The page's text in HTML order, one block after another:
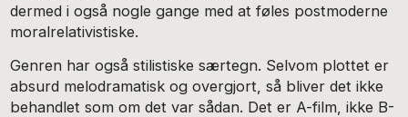
dermed i også nogle gange med at føles postmoderne
moralrelativistiske.
Genren har også stilistiske særtegn. Selvom plottet er
absurd melodramatisk og overgjort, så bliver det ikke
behandlet som om det var sådan. Det er A-film, ikke B-